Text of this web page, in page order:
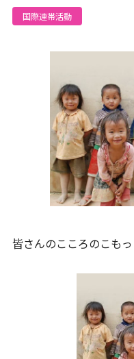
国際連帯活動
皆さんのこころのこも